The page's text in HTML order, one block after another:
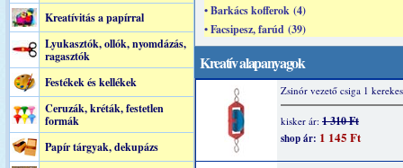
Kreatívitás a papírral
Lyukasztók, ollók, nyomdázás,
ragasztók
Festékek és kellékek
Ceruzák, kréták, festetlen
formák
Papír tárgyak, dekupázs
• Barkács kofferok (4)
• Facsipesz, farúd (39)
Kreatív alapanyagok
Zsinór vezető csiga 1
kisker ár: 1 310 Ft
shop ár: 1 145 Ft